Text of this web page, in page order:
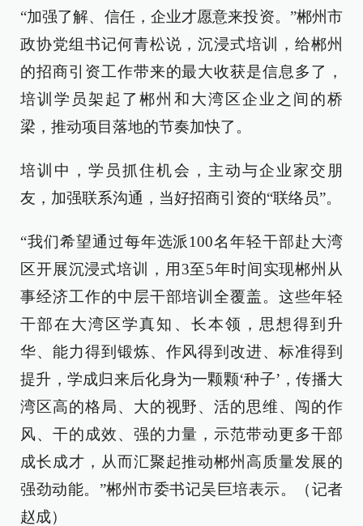
“加强了解、信任，企业才愿意来投资。”郴州市
政协党组书记何青松说，沉浸式培训，给郴州
的招商引资工作带来的最大收获是信息多了，
培训学员架起了郴州和大湾区企业之间的桥
梁，推动项目落地的节奏加快了。
培训中，学员抓住机会，主动与企业家交朋
友，加强联系沟通，当好招商引资的“联络员”。
“我们希望通过每年选派100名年轻干部赴大湾
区开展沉浸式培训，用3至5年时间实现郴州从
事经济工作的中层干部培训全覆盖。这些年轻
干部在大湾区学真知、长本领，思想得到升
华、能力得到锻炼、作风得到改进、标准得到
提升，学成归来后化身为一颗颗‘种子’，传播大
湾区高的格局、大的视野、活的思维、闯的作
风、干的成效、强的力量，示范带动更多干部
成长成才，从而汇聚起推动郴州高质量发展的
强劲动能。”郴州市委书记吴巨培表示。（记者
赵成）